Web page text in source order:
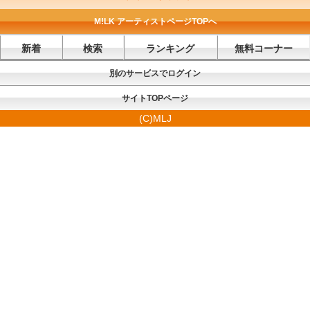
M!LK アーティストページTOPへ
新着 検索 ランキング 無料コーナー
別のサービスでログイン
サイトTOPページ
(C)MLJ